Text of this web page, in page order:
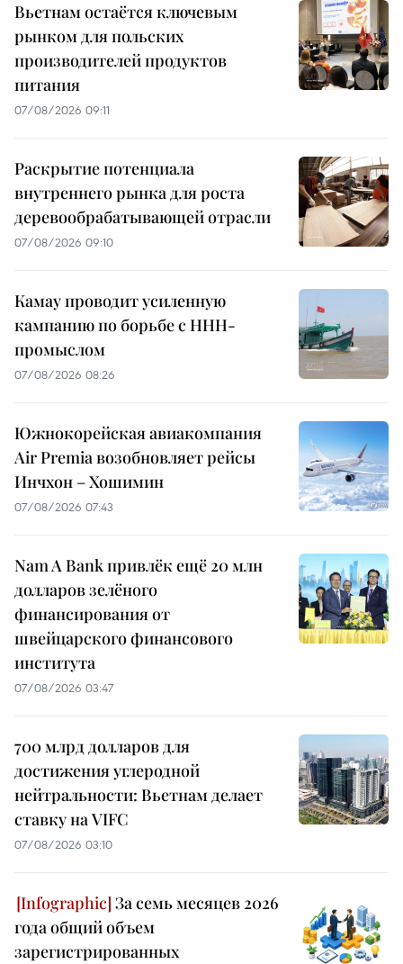
Вьетнам остаётся ключевым
рынком для польских
производителей продуктов
питания
07/08/2026 09:11
Раскрытие потенциала
внутреннего рынка для роста
деревообрабатывающей отрасли
07/08/2026 09:10
Камау проводит усиленную
кампанию по борьбе с ННН-
промыслом
07/08/2026 08:26
Южнокорейская авиакомпания
Air Premia возобновляет рейсы
Инчхон – Хошимин
07/08/2026 07:43
Nam A Bank привлёк ещё 20 млн
долларов зелёного
финансирования от
швейцарского финансового
института
07/08/2026 03:47
700 млрд долларов для
достижения углеродной
нейтральности: Вьетнам делает
ставку на VIFC
07/08/2026 03:10
За семь месяцев 2026
года общий объем
зарегистрированных